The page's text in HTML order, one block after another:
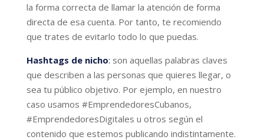
la forma correcta de llamar la atención de forma
directa de esa cuenta. Por tanto, te recomiendo
que trates de evitarlo todo lo que puedas.
Hashtags de nicho: son aquellas palabras claves
que describen a las personas que quieres llegar, o
sea tu público objetivo. Por ejemplo, en nuestro
caso usamos #EmprendedoresCubanos,
#EmprendedoresDigitales u otros según el
contenido que estemos publicando indistintamente.